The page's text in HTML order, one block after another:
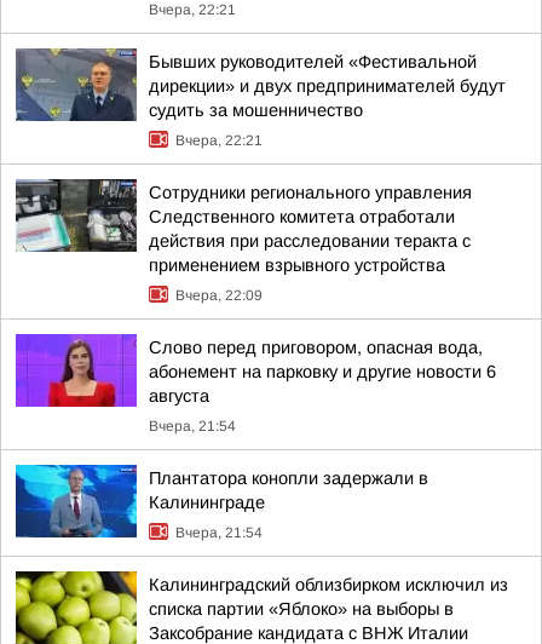
Вчера, 22:21
Бывших руководителей «Фестивальной
дирекции» и двух предпринимателей будут
судить за мошенничество
Вчера, 22:21
Сотрудники регионального управления
Следственного комитета отработали
действия при расследовании теракта с
применением взрывного устройства
Вчера, 22:09
Слово перед приговором, опасная вода,
абонемент на парковку и другие новости 6
августа
Вчера, 21:54
Плантатора конопли задержали в
Калининграде
Вчера, 21:54
Калининградский облизбирком исключил из
списка партии «Яблоко» на выборы в
Заксобрание кандидата с ВНЖ Италии